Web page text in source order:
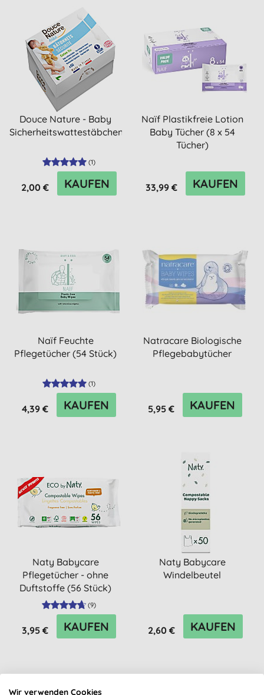
Douce Nature - Baby
Sicherheitswattestäbchen
(1)
2,00 € KAUFEN
Naïf Plastikfreie Lotion
Baby Tücher (8 x 54
Tücher)
33,99 € KAUFEN
Naïf Feuchte
Pflegetücher (54 Stück)
(1)
4,39 € KAUFEN
Natracare Biologische
Pflegebabytücher
5,95 € KAUFEN
Naty Babycare
Pflegetücher - ohne
Duftstoffe (56 Stück)
(9)
3,95 € KAUFEN
Naty Babycare
Windelbeutel
2,60 € KAUFEN
Wir verwenden Cookies